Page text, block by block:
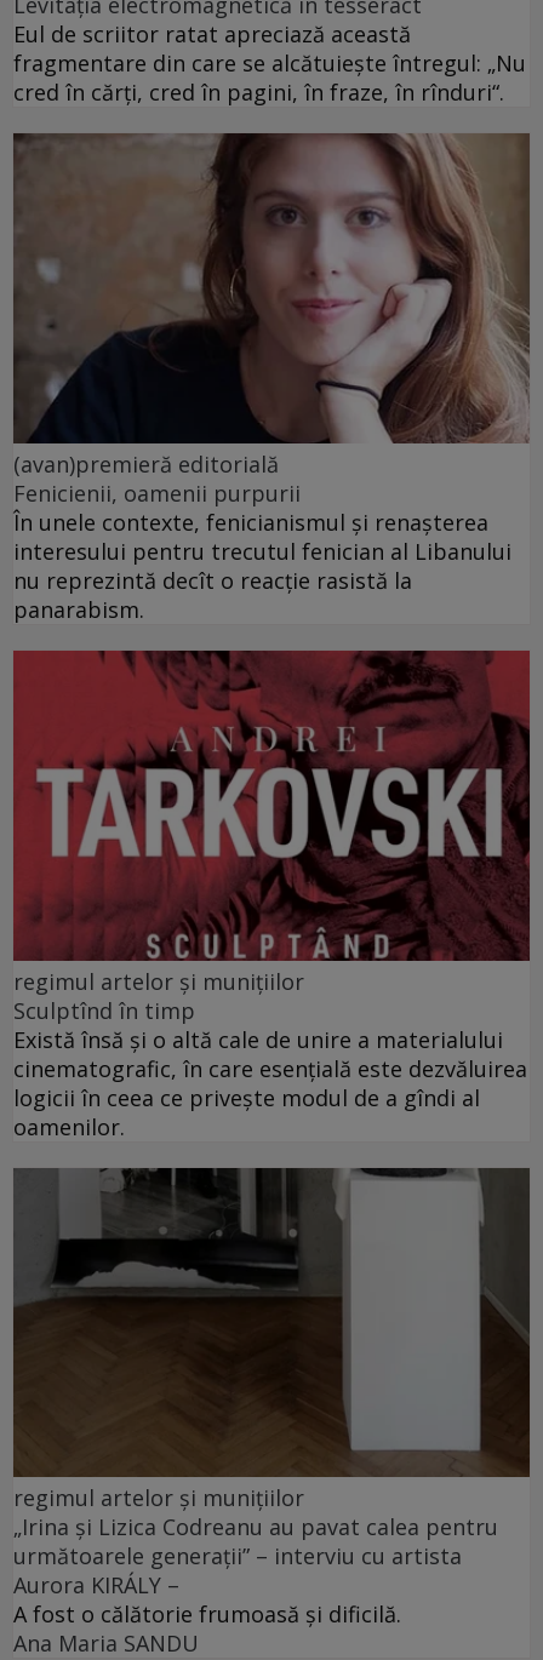
Eul de scriitor ratat apreciază această
fragmentare din care se alcătuiește întregul: „Nu
cred în cărți, cred în pagini, în fraze, în rînduri“.
(avan)premieră editorială
Fenicienii, oamenii purpurii
În unele contexte, fenicianismul și renașterea
interesului pentru trecutul fenician al Libanului
nu reprezintă decît o reacție rasistă la
panarabism.
regimul artelor și munițiilor
Sculptînd în timp
Există însă şi o altă cale de unire a materialului
cinematografic, în care esenţială este dezvăluirea
logicii în ceea ce privește modul de a gîndi al
oamenilor.
regimul artelor și munițiilor
„Irina și Lizica Codreanu au pavat calea pentru
următoarele generații” – interviu cu artista
Aurora KIRÁLY –
A fost o călătorie frumoasă și dificilă.
Ana Maria SANDU